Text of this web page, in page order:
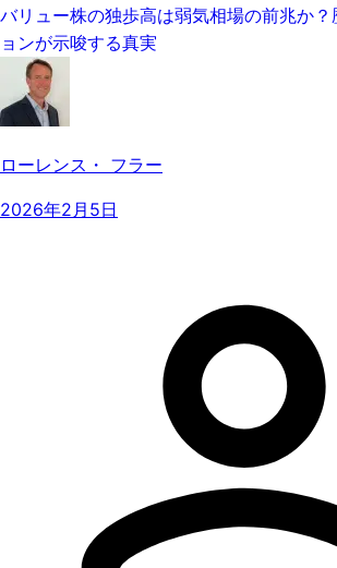
バリュー株の独歩高は弱気相場の前兆か
ョンが示唆する真実
ローレンス・ フラー
2026年2月5日